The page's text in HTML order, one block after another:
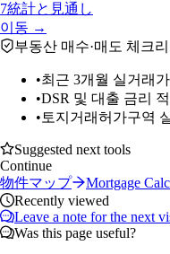
7統計と見通し
이동 →
부동산 매수·매도 체크
•최근 3개월 실거래
•DSR 및 대출 금리
• 토지거래허가구역
Suggested next tools
Continue
物件マップ
Mortgage
Recently viewed
Leave a note for the next
Was this page useful?